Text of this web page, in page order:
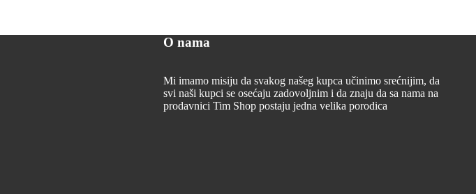
O nama
Mi imamo misiju da svakog našeg kupca učinimo srećnijim, da
svi naši kupci se osećaju zadovoljnim i da znaju da sa nama na
prodavnici Tim Shop postaju jedna velika porodica